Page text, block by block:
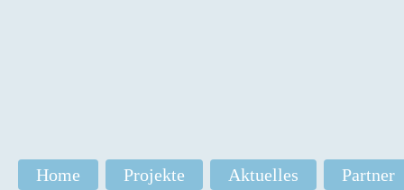
Navigation
überspringen
Home Projekte Aktuelles Partner